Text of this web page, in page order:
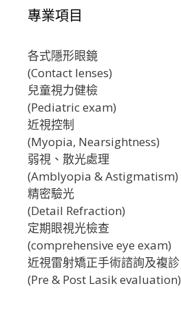
專業項目
各式隱形眼鏡
(Contact lenses)
兒童視力健檢
(Pediatric exam)
近視控制
(Myopia, Nearsightness)
弱視、散光處理
(Amblyopia & Astigmatism)
精密驗光
(Detail Refraction)
定期眼視光檢查
(comprehensive eye exam)
近視雷射矯正手術諮詢及複診
(Pre & Post Lasik evaluation)